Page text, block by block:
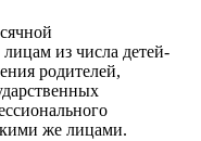
из числа детей-
родителей,
же лицами.